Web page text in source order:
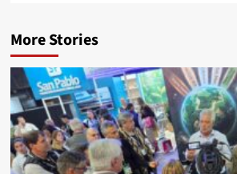
More Stories